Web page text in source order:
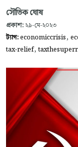
সৌভিক ঘোষ
প্রকাশ: ২৯-মে-২০২৩
ট্যাগ:economiccrisis,
tax-relief,